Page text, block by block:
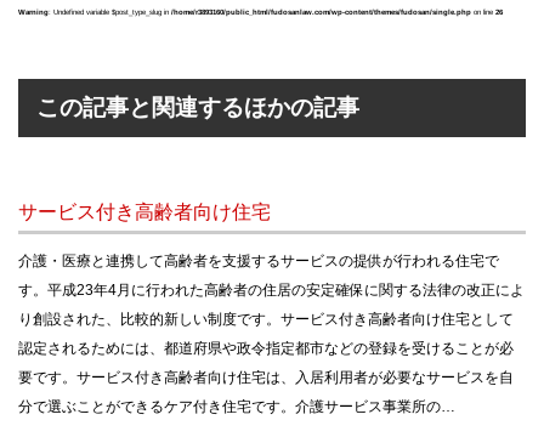
Warning: Undefined variable $post_type_slug in /home/r3893160/public_html/fudosanlaw.com/wp-content/themes/fudosan/single.php on line 26
この記事と関連するほかの記事
サービス付き高齢者向け住宅
介護・医療と連携して高齢者を支援するサービスの提供が行われる住宅で
す。平成23年4月に行われた高齢者の住居の安定確保に関する法律の改正によ
り創設された、比較的新しい制度です。サービス付き高齢者向け住宅として
認定されるためには、都道府県や政令指定都市などの登録を受けることが必
要です。サービス付き高齢者向け住宅は、入居利用者が必要なサービスを自
分で選ぶことができるケア付き住宅です。介護サービス事業所の…